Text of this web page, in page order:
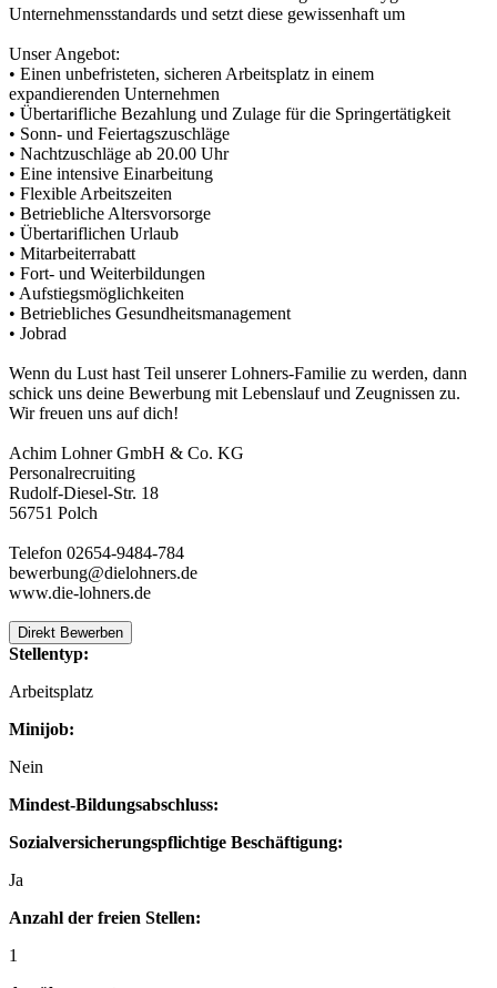
Unternehmensstandards und setzt diese gewissenhaft um
Unser Angebot:
• Einen unbefristeten, sicheren Arbeitsplatz in einem
expandierenden Unternehmen
• Übertarifliche Bezahlung und Zulage für die Springertätigkeit
• Sonn- und Feiertagszuschläge
• Nachtzuschläge ab 20.00 Uhr
• Eine intensive Einarbeitung
• Flexible Arbeitszeiten
• Betriebliche Altersvorsorge
• Übertariflichen Urlaub
• Mitarbeiterrabatt
• Fort- und Weiterbildungen
• Aufstiegsmöglichkeiten
• Betriebliches Gesundheitsmanagement
• Jobrad
Wenn du Lust hast Teil unserer Lohners-Familie zu werden, dann
schick uns deine Bewerbung mit Lebenslauf und Zeugnissen zu.
Wir freuen uns auf dich!
Achim Lohner GmbH & Co. KG
Personalrecruiting
Rudolf-Diesel-Str. 18
56751 Polch
Telefon 02654-9484-784
bewerbung@dielohners.de
www.die-lohners.de
Direkt Bewerben
Stellentyp:
Arbeitsplatz
Minijob:
Nein
Mindest-Bildungsabschluss:
Sozialversicherungspflichtige Beschäftigung:
Ja
Anzahl der freien Stellen:
1